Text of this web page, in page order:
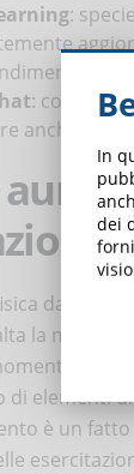
:
:
anche in
dal
la
ludici
di elementi
è un
In
dei